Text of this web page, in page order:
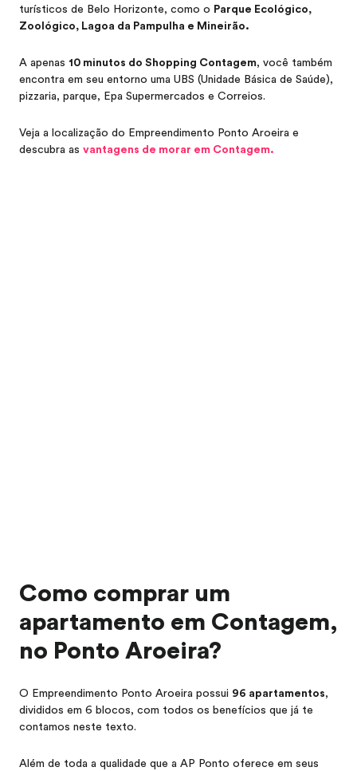
turísticos de Belo Horizonte, como o Parque Ecológico,
Zoológico, Lagoa da Pampulha e Mineirão.
A apenas 10 minutos do Shopping Contagem, você também
encontra em seu entorno uma UBS (Unidade Básica de Saúde),
pizzaria, parque, Epa Supermercados e Correios.
Veja a localização do Empreendimento Ponto Aroeira e
descubra as vantagens de morar em Contagem.
Como comprar um
apartamento em Contagem,
no Ponto Aroeira?
O Empreendimento Ponto Aroeira possui 96 apartamentos,
divididos em 6 blocos, com todos os benefícios que já te
contamos neste texto.
Além de toda a qualidade que a AP Ponto oferece em seus